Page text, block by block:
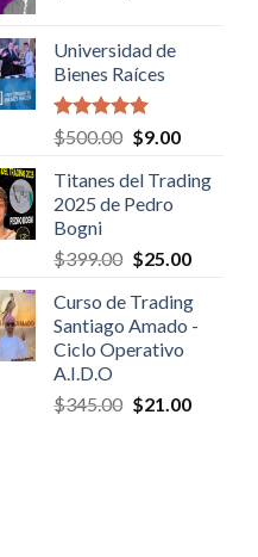
$50.00.$6.00.
Universidad de
Bienes Raíces
Valorado en
5.00
$500.00 Original
was:
$500.00.
$9.00Current
is:
Titanes del Trading
2025 de Pedro
Bogni
$399.00 Original
was:
$399.00.
$25.00Current
is:
$25.00.
Curso de Trading
Santiago Amado -
Ciclo Operativo
A.I.D.O
$345.00 Original
$21.00Current